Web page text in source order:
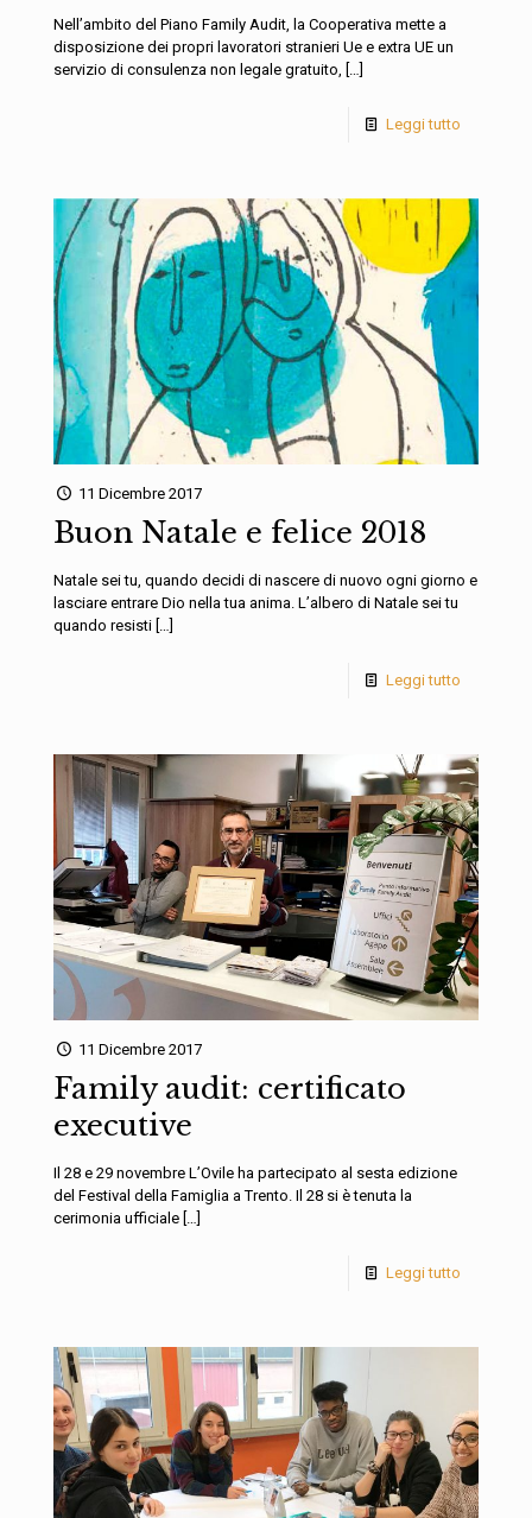
Nell’ambito del Piano Family Audit, la Cooperativa mette a
disposizione dei propri lavoratori stranieri Ue e extra UE un
servizio di consulenza non legale gratuito,
Leggi tutto
11 Dicembre 2017
Buon Natale e felice 2018
Natale sei tu, quando decidi di nascere di nuovo ogni giorno e
lasciare entrare Dio nella tua anima. L’albero di Natale sei tu
quando resisti
Leggi tutto
11 Dicembre 2017
Family audit: certificato
executive
Il 28 e 29 novembre L’Ovile ha partecipato al sesta edizione
del Festival della Famiglia a Trento. Il 28 si è tenuta la
cerimonia ufficiale
Leggi tutto